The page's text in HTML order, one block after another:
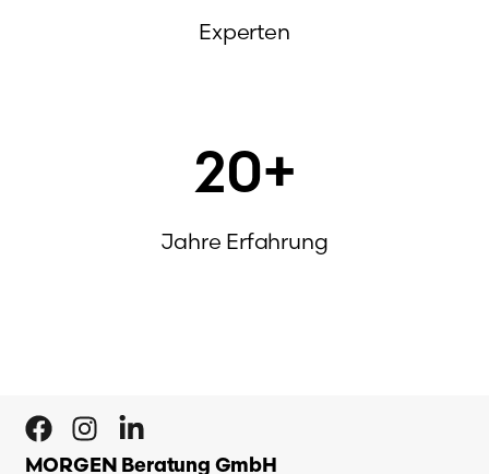
Experten
20+
Jahre Erfahrung
MORGEN Beratung GmbH